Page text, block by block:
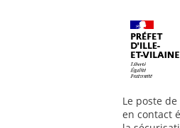
Le poste
en contact